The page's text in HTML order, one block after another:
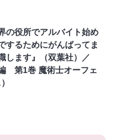
の役所でアルバイト始め
するためにがんばってま
します』（双葉社）／
第1巻 魔術士オーフェ